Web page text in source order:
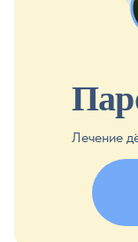
Лечение